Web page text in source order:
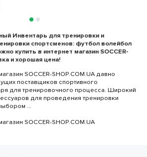
Инвентарь для тренировки и
спортсменов: футбол волейбол
купить в интернет магазин SOCCER-
и хорошая цена!
SOCCER-SHOP.COM.UA давно
поставщиков спортивного
для тренировочного процесса. Широкий
для проведения тренировки
...
SOCCER-SHOP.COM.UA